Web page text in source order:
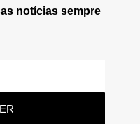
notícias sempre